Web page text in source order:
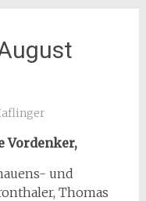
Vordenker,
und
Thomas